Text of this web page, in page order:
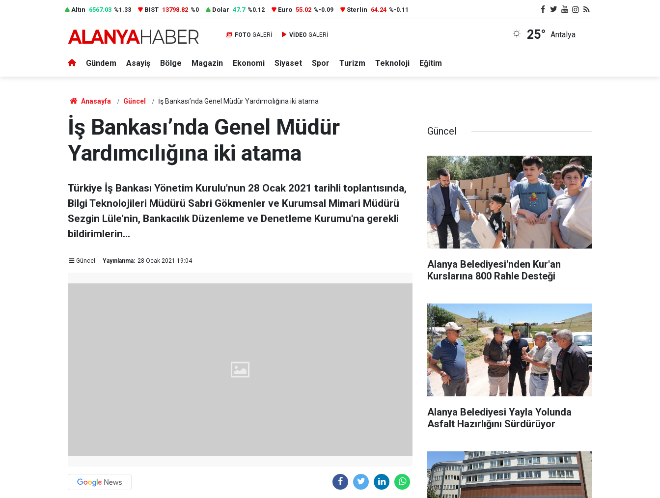
Altın 6567.03 %1.33 BIST 13798.82 %0 Dolar 47.7 %0.12 Euro 55.02 %-0.09 Sterlin 64.24 %-0.11
FOTO GALERİ VİDEO GALERİ 25° Antalya
Gündem Asayiş Bölge Magazin Ekonomi Siyaset Spor Turizm Teknoloji Eğitim
Anasayfa Güncel İş Bankası’nda Genel Müdür Yardımcılığına iki atama
İş Bankası’nda Genel Müdür
Yardımcılığına iki atama
Türkiye İş Bankası Yönetim Kurulu'nun 28 Ocak 2021 tarihli toplantısında,
Bilgi Teknolojileri Müdürü Sabri Gökmenler ve Kurumsal Mimari Müdürü
Sezgin Lüle'nin, Bankacılık Düzenleme ve Denetleme Kurumu'na gerekli
bildirimlerin...
Güncel Yayınlanma: 28 Ocak 2021 19:04
Güncel
Alanya Belediyesi'nden Kur'an
Kurslarına 800 Rahle Desteği
Alanya Belediyesi Yayla Yolunda
Asfalt Hazırlığını Sürdürüyor